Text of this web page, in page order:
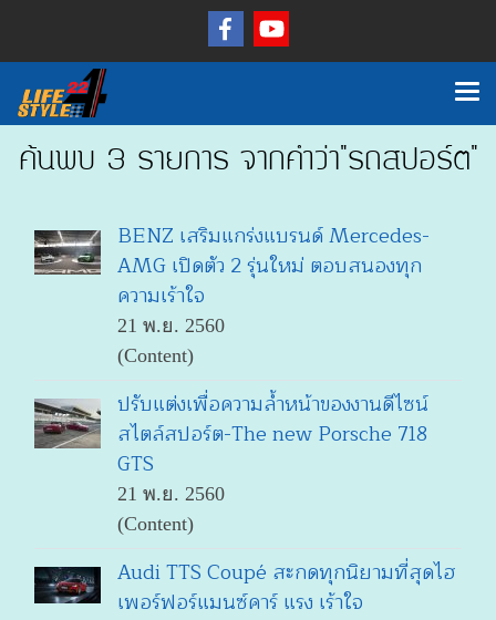
ค้นพบ 3 รายการ จากคำว่า"รถสปอร์ต"
BENZ เสริมแกร่งแบรนด์ Mercedes-
AMG เปิดตัว 2 รุ่นใหม่ ตอบสนองทุก
ความเร้าใจ
21 พ.ย. 2560
(Content)
ปรับแต่งเพื่อความล้ำหน้าของงานดีไซน์
สไตล์สปอร์ต-The new Porsche 718
GTS
21 พ.ย. 2560
(Content)
Audi TTS Coupé สะกดทุกนิยามที่สุดไฮ
เพอร์ฟอร์แมนซ์คาร์ แรง เร้าใจ